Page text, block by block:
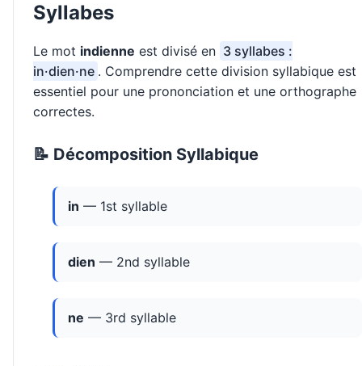
Syllabes
Le mot indienne est divisé en 3 syllabes :
in·dien·ne . Comprendre cette division syllabique est
essentiel pour une prononciation et une orthographe
correctes.
📝 Décomposition Syllabique
in — 1st syllable
dien — 2nd syllable
ne — 3rd syllable